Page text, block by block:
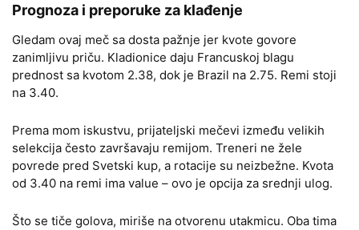
Prognoza i preporuke za klađenje
Gledam ovaj meč sa dosta pažnje jer kvote govore
zanimljivu priču. Kladionice daju Francuskoj blagu
prednost sa kvotom 2.38, dok je Brazil na 2.75. Remi stoji
na 3.40.
Prema mom iskustvu, prijateljski mečevi između velikih
selekcija često završavaju remijom. Treneri ne žele
povrede pred Svetski kup, a rotacije su neizbežne. Kvota
od 3.40 na remi ima value – ovo je opcija za srednji ulog.
Što se tiče golova, miriše na otvorenu utakmicu. Oba tima